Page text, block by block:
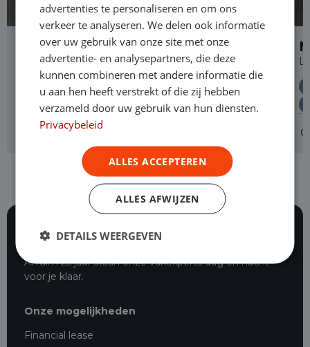
MAN eTGE
L3H3
Automaat
Levering door heel Nederland
Operational lease
Al ruim 25 jaar staan onze vakexperts dag en nacht
voor je klaar.
Onze mogelijkheden
Financial lease
advertenties te personaliseren en om ons
verkeer te analyseren. We delen ook informatie
over uw gebruik van onze site met onze
advertentie- en analysepartners, die deze
kunnen combineren met andere informatie die
u aan hen heeft verstrekt of die zij hebben
verzameld door uw gebruik van hun diensten.
Privacybeleid
ALLES ACCEPTEREN
ALLES AFWIJZEN
DETAILS WEERGEVEN